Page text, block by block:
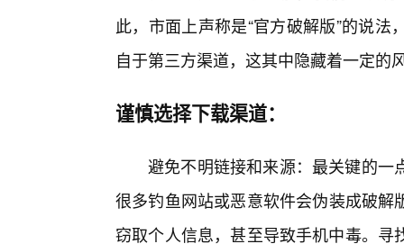
此，市面上声称是“官方破解版”的说
自于第三方渠道，这其中隐藏着一定的
谨慎选择下载渠道：
避免不明链接和来源：最关键的一
很多钓鱼网站或恶意软件会伪装成破
窃取个人信息，甚至导致手机中毒。